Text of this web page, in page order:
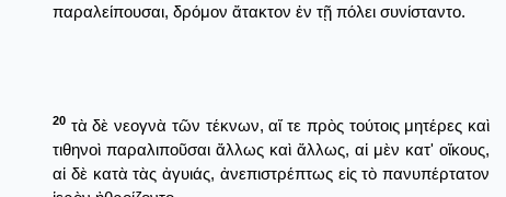
παραλείπουσαι, δρόμον ἄτακτον ἐν τῇ πόλει συνίσταντο.
20 τὰ δὲ νεογνὰ τῶν τέκνων, αἵ τε πρὸς τούτοις μητέρες καὶ
τιθηνοὶ παραλιποῦσαι ἄλλως καὶ ἄλλως, αἱ μὲν κατ' οἴκους,
αἱ δὲ κατὰ τὰς ἀγυιάς, ἀνεπιστρέπτως εἰς τὸ πανυπέρτατον